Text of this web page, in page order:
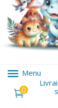
menu Menu
0